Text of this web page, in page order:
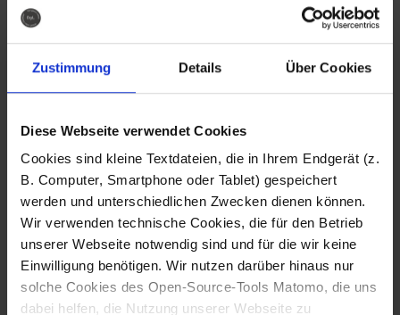
Zustimmung Details Über Cookies
Diese Webseite verwendet Cookies
Cookies sind kleine Textdateien, die in Ihrem Endgerät (z.
B. Computer, Smartphone oder Tablet) gespeichert
werden und unterschiedlichen Zwecken dienen können.
Wir verwenden technische Cookies, die für den Betrieb
unserer Webseite notwendig sind und für die wir keine
Einwilligung benötigen. Wir nutzen darüber hinaus nur
solche Cookies des Open-Source-Tools Matomo, die uns
dabei helfen, die Nutzung unserer Webseite zu
Fotografo: Lorenz
Sternbach
Download
Fotografo: Lorenz
Sternbach
Download